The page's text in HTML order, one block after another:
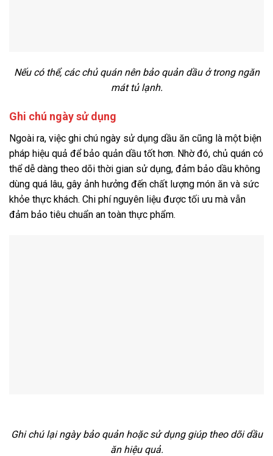
Nếu có thể, các chủ quán nên bảo quản dầu ở trong ngăn
mát tủ lạnh.
Ghi chú ngày sử dụng
Ngoài ra, việc ghi chú ngày sử dụng dầu ăn cũng là một biện
pháp hiệu quả để bảo quản dầu tốt hơn. Nhờ đó, chủ quán có
thể dễ dàng theo dõi thời gian sử dụng, đảm bảo dầu không
dùng quá lâu, gây ảnh hưởng đến chất lượng món ăn và sức
khỏe thực khách. Chi phí nguyên liệu được tối ưu mà vẫn
đảm bảo tiêu chuẩn an toàn thực phẩm.
Ghi chú lại ngày bảo quản hoặc sử dụng giúp theo dõi dầu
ăn hiệu quả.